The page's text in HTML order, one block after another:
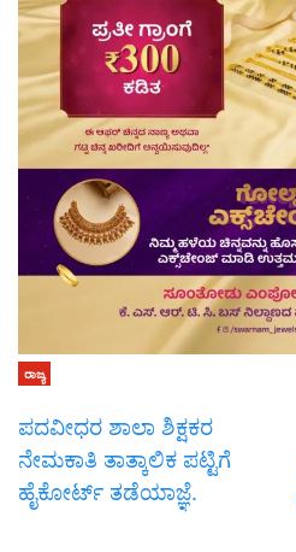
ರಾಜ್ಯ
ಪದವೀಧರ ಶಾಲಾ ಶಿಕ್ಷಕರ
ನೇಮಕಾತಿ ತಾತ್ಕಾಲಿಕ ಪಟ್ಟಿಗೆ
ಹೈಕೋರ್ಟ್ ತಡೆಯಾಜ್ಞೆ.